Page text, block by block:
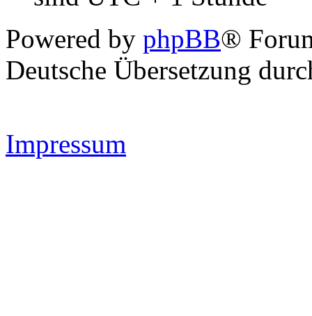
Powered by phpBB®
Deutsche Übersetzung
Impressum